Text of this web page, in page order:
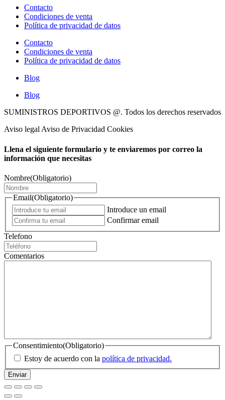
Contacto
Condiciones de venta
Política de privacidad de datos
Contacto
Condiciones de venta
Política de privacidad de datos
Blog
Blog
SUMINISTROS DEPORTIVOS @. Todos los derechos reservados
Aviso legal Aviso de Privacidad Cookies
Llena el siguiente formulario y te enviaremos por correo la
información que necesitas
Nombre(Obligatorio)
Email(Obligatorio)
Introduce un email
Confirmar email
Telefono
Comentarios
Consentimiento(Obligatorio)
Estoy de acuerdo con la política de privacidad.